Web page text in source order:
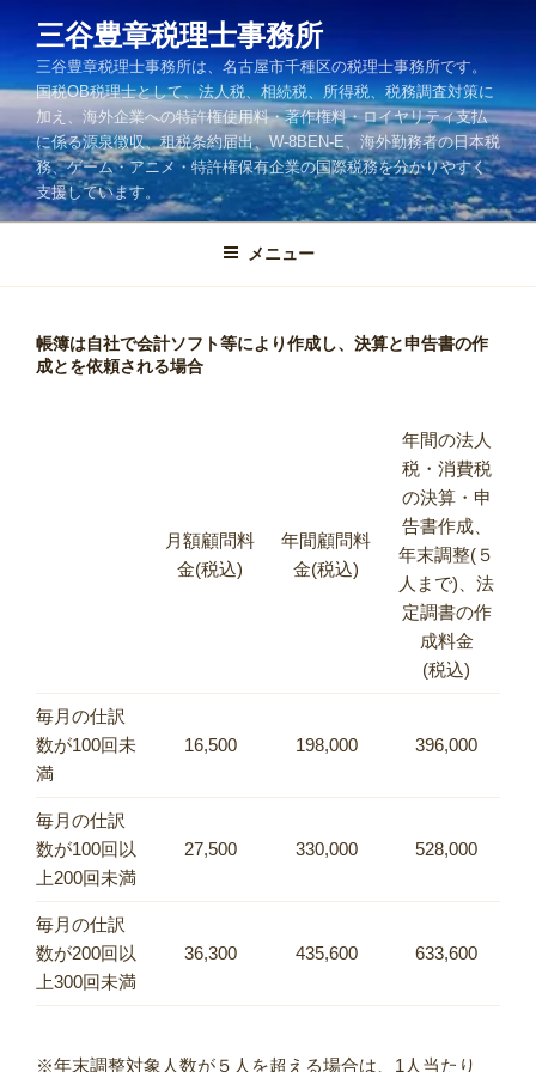
ン
ツ
へ
ス
キ
三谷豊章税理士事務所
三谷豊章税理士事務所は、名古屋市千種区の税理士事務所です。
国税OB税理士として、法人税、相続税、所得税、税務調査対策に
加え、海外企業への特許権使用料・著作権料・ロイヤリティ支払
に係る源泉徴収、租税条約届出、W-8BEN-E、海外勤務者の日本税
務、ゲーム・アニメ・特許権保有企業の国際税務を分かりやすく
支援しています。
メニュー
帳簿は自社で会計ソフト等により作成し、決算と申告書の作
成とを依頼される場合
月額顧問料
金(税込)
年間顧問料
金(税込)
年間の法人
税・消費税
の決算・申
告書作成、
年末調整(５
人まで)、法
定調書の作
成料金
(税込)
毎月の仕訳
数が100回未
満
16,500 198,000 396,000
毎月の仕訳
数が100回以
上200回未満
27,500 330,000 528,000
毎月の仕訳
数が200回以
上300回未満
36,300 435,600 633,600
※年末調整対象人数が５人を超える場合は、1人当たり